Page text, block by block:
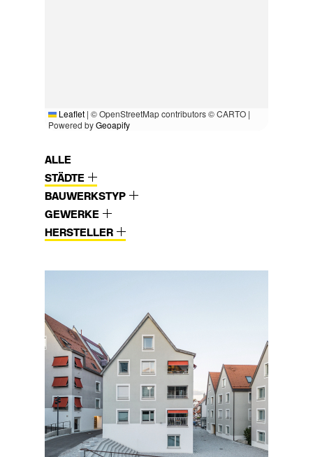
Leaflet | © OpenStreetMap contributors © CARTO |
Powered byGeoapify
ALLE
STÄDTE
BAUWERKSTYP
GEWERKE
HERSTELLER